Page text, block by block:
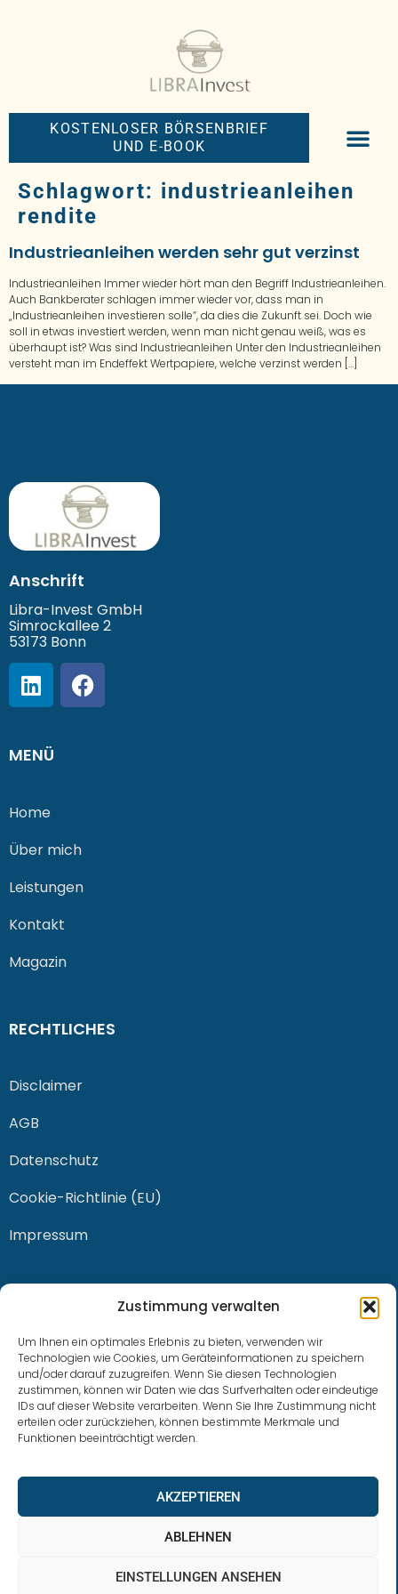
Zustimmung verwalten
Um Ihnen ein optimales Erlebnis zu bieten, verwenden wir
Technologien wie Cookies, um Geräteinformationen zu speichern
und/oder darauf zuzugreifen. Wenn Sie diesen Technologien
zustimmen, können wir Daten wie das Surfverhalten oder eindeutige
IDs auf dieser Website verarbeiten. Wenn Sie Ihre Zustimmung nicht
erteilen oder zurückziehen, können bestimmte Merkmale und
Funktionen beeinträchtigt werden.
AKZEPTIEREN
ABLEHNEN
EINSTELLUNGEN ANSEHEN
KOSTENLOSER BÖRSENBRIEF
UND E-BOOK
Schlagwort: industrieanleihen
rendite
Industrieanleihen werden sehr gut verzinst
Industrieanleihen Immer wieder hört man den Begriff Industrieanleihen.
Auch Bankberater schlagen immer wieder vor, dass man in
„Industrieanleihen investieren solle“, da dies die Zukunft sei. Doch wie
soll in etwas investiert werden, wenn man nicht genau weiß, was es
überhaupt ist? Was sind Industrieanleihen Unter den Industrieanleihen
versteht man im Endeffekt Wertpapiere, welche verzinst werden […]
Anschrift
Libra-Invest GmbH
Simrockallee 2
53173 Bonn
MENÜ
Home
Über mich
Leistungen
Kontakt
Magazin
RECHTLICHES
Disclaimer
AGB
Datenschutz
Cookie-Richtlinie (EU)
Impressum
0228 / 915 614 81
klaus.buhl@libra-invest.de
LIBRAInvest © 2023 | Design by SOFTWARESTUBE